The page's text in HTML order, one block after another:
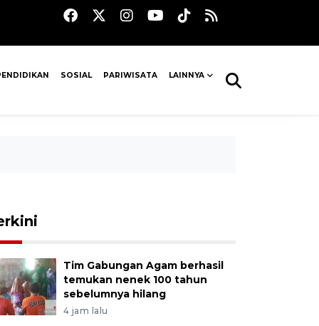
SOSIAL PARIWISATA LAINNYA
Tim Gabungan Agam berhasil
temukan nenek 100 tahun
sebelumnya hilang
4 jam lalu